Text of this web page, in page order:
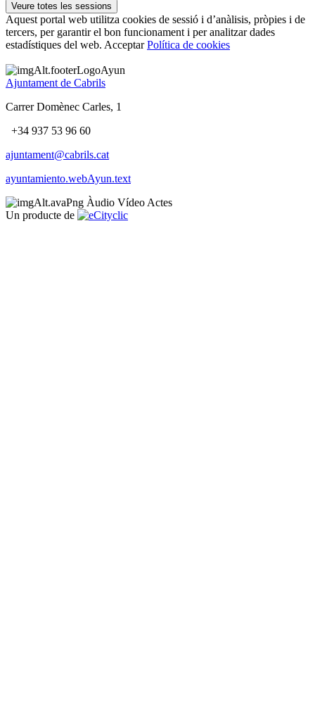
Veure totes les sessions
Aquest portal web utilitza cookies de sessió i d’anàlisis, pròpies i de
tercers, per garantir el bon funcionament i per analitzar dades
estadístiques del web. Acceptar Política de cookies
Ajuntament de Cabrils
Carrer Domènec Carles, 1
+34 937 53 96 60
ajuntament@cabrils.cat
ayuntamiento.webAyun.text
Àudio Vídeo Actes
Un producte de